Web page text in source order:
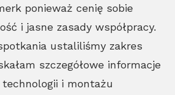
ponieważ cenię sobie
i jasne zasady współpracy.
ustaliliśmy zakres
szczegółowe informacje
i montażu